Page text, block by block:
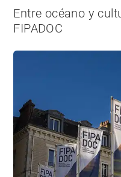
Entre océano y
FIPADOC